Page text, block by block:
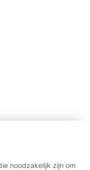
noodzakelijk zijn om